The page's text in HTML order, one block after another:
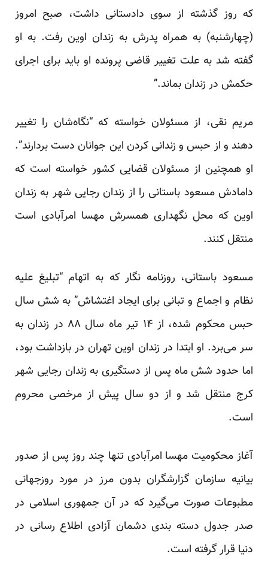
که روز گذشته از سوی دادستانی داشت، صبح امروز
(چهارشنبه) به همراه پدرش به زندان اوین رفت. به او
گفته شد به علت تغییر قاضی پرونده او باید برای اجرای
حکمش در زندان بماند.”
مریم نقی، از مسئولان خواسته که “نگاه‌شان را تغییر
دهند و از حبس و زندانی کردن این جوانان دست بردارند”.
او همچنین از مسئولان قضایی کشور خواسته است که
دامادش مسعود باستانی را از زندان رجایی شهر به زندان
اوین که محل نگهداری همسرش مهسا امرآبادی است
منتقل کنند.
مسعود باستانی، روزنامه نگار که به اتهام “تبلیغ علیه
نظام و اجماع و تبانی برای ایجاد اغتشاش” به شش سال
حبس محکوم شده، از ۱۴ تیر ماه سال ۸۸ در زندان به
سر می‌برد. او ابتدا در زندان اوین تهران در بازداشت بود،
اما حدود شش ماه پس از دستگیری به زندان رجایی شهر
کرج منتقل شد و از دو سال پیش از مرخصی محروم
است.
آغاز محکومیت مهسا امرآبادی تنها چند روز پس از صدور
بیانیه سازمان گزارشگران بدون مرز در مورد روزجهانی
مطبوعات صورت می‌گیرد که در آن جمهوری اسلامی در
صدر جدول دسته بندی دشمان آزادی اطلاع رسانی در
دنیا قرار گرفته است.